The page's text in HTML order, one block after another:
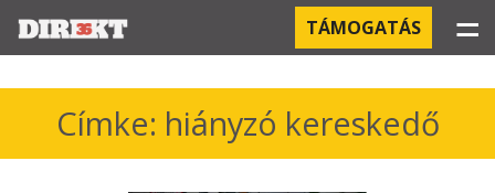
PROJEKTEK
KÓRHÁZI FERTŐZÉSEK
TÁMOGATÁS ☰
Címke: hiányzó kereskedő